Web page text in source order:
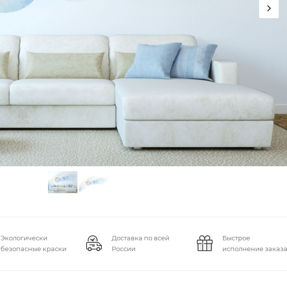
Экологически
безопасные краски
Доставка по всей
России
Быстрое
исполнение заказа